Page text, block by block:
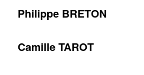
Philippe BRETON
Camille TAROT